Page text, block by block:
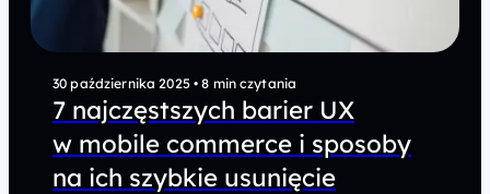
30 października 2025 • 8 min czytania
7 najczęstszych barier UX
w mobile commerce i sposoby
na ich szybkie usunięcie